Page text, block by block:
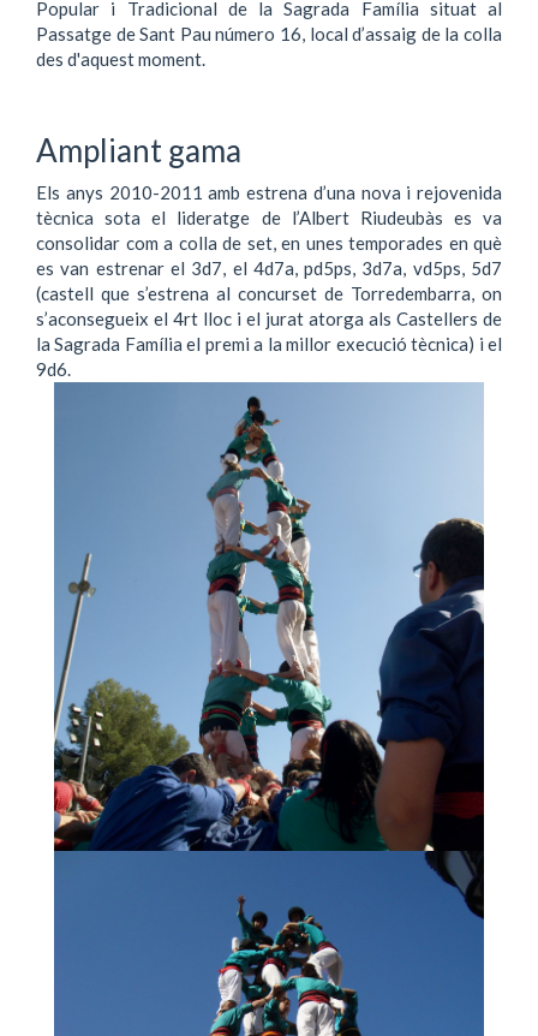
Popular i Tradicional de la Sagrada Família situat al
Passatge de Sant Pau número 16, local d’assaig de la colla
des d'aquest moment.
Ampliant gama
Els anys 2010-2011 amb estrena d’una nova i rejovenida
tècnica sota el lideratge de l’Albert Riudeubàs es va
consolidar com a colla de set, en unes temporades en què
es van estrenar el 3d7, el 4d7a, pd5ps, 3d7a, vd5ps, 5d7
(castell que s’estrena al concurset de Torredembarra, on
s’aconsegueix el 4rt lloc i el jurat atorga als Castellers de
la Sagrada Família el premi a la millor execució tècnica) i el
9d6.